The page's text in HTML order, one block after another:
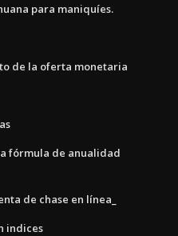
para maniquíes.
de la oferta monetaria
fórmula de anualidad
de chase en línea_
indices